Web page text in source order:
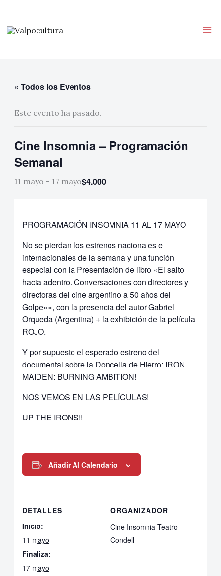
contenido
« Todos los Eventos
Este evento ha pasado.
Cine Insomnia – Programación
Semanal
11 mayo - 17 mayo$4.000
PROGRAMACIÓN INSOMNIA 11 AL 17 MAYO
No se pierdan los estrenos nacionales e
internacionales de la semana y una función
especial con la Presentación de libro «El salto
hacia adentro. Conversaciones con directores y
directoras del cine argentino a 50 años del
Golpe»», con la presencia del autor Gabriel
Orqueda (Argentina) + la exhibición de la película
ROJO.
Y por supuesto el esperado estreno del
documental sobre la Doncella de Hierro: IRON
MAIDEN: BURNING AMBITION!
NOS VEMOS EN LAS PELÍCULAS!
UP THE IRONS!!
Añadir Al Calendario
DETALLES
Inicio:
11 mayo
Finaliza:
17 mayo
ORGANIZADOR
Cine Insomnia Teatro
Condell